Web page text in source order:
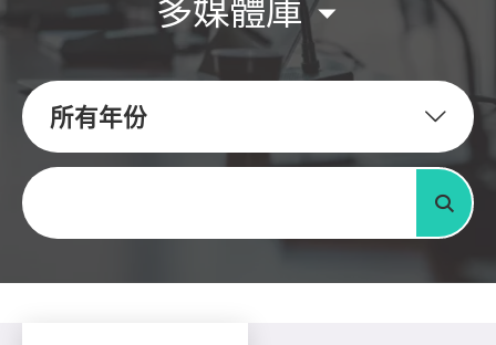
多媒體庫
所有年份
關鍵字
搜尋